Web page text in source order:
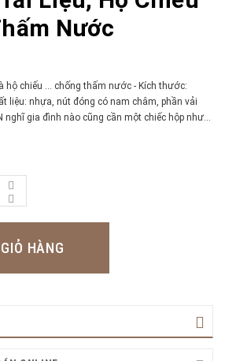
Nước
hộ chiếu ... chống thấm nước - Kích thước:
liệu: nhựa, nút đóng có nam châm, phần vải
nghĩ gia đình nào cũng cần một chiếc hộp như...
HÀNG